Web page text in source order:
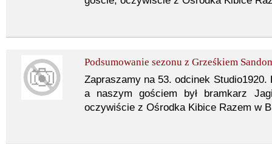
Podsumowanie sezonu z Grześkiem
Zapraszamy na 53. odcinek
a naszym gościem był bramkarz
oczywiście z Ośrodka Kibice Razem w